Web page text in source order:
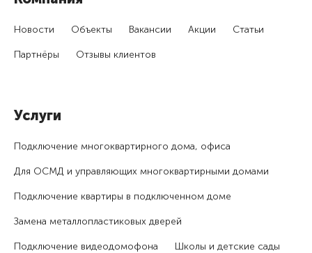
Новости Объекты Вакансии Акции Статьи
Партнёры Отзывы клиентов
Услуги
Подключение много­квартирного дома, офиса
Для ОСМД и управляющих много­квартирными домами
Подключение квартиры в подключенном доме
Замена металлопластиковых дверей
Подключение видеодомофона Школы и детские сады